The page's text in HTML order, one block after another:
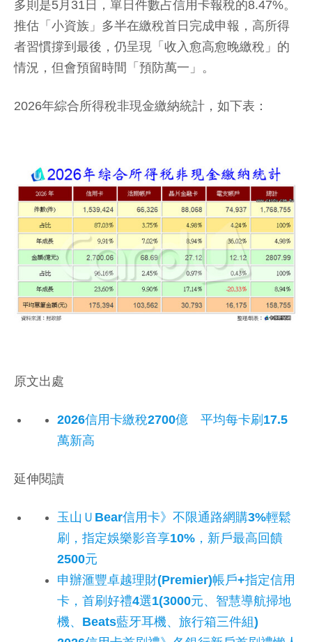
多則是5月31日，單日件數占信用卡報稅的8.47%。
推估「小資族」多半在繳稅首日完成申報，高所得
者習慣撐到最後，仍呈現「收入愈高愈晚繳稅」的
情況，但會預留時間「預防萬一」。
2026年綜合所得稅非現金繳納統計，如下表：
原文出處
2026信用卡繳稅2700億 平均每卡刷17.5
萬新高
延伸閱讀
玉山ＵBear信用卡》不限通路網購3%輕鬆
刷，指定娛樂影音享10%，新戶最高回饋
2500元
申辦滙豐卓越理財(Premier)帳戶+指定信用
卡，首刷好禮4選1(3000元、智慧導航掃地
機、Beats藍牙耳機、旅行箱三件組)